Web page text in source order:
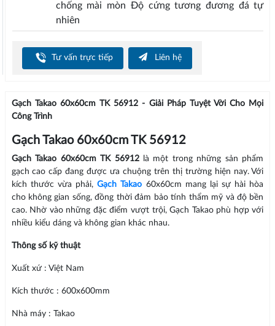
chống mài mòn Độ cứng tương đương đá tự
nhiên
Tư vấn trực tiếp Liên hệ
Gạch Takao 60x60cm TK 56912 - Giải Pháp Tuyệt Vời Cho Mọi
Công Trình
Gạch Takao 60x60cm TK 56912
Gạch Takao 60x60cm TK 56912là một trong những sản phẩm
gạch cao cấp đang được ưa chuộng trên thị trường hiện nay. Với
kích thước vừa phải,Gạch Takao 60x60cm mang lại sự hài hòa
cho không gian sống, đồng thời đảm bảo tính thẩm mỹ và độ bền
cao. Nhờ vào những đặc điểm vượt trội, Gạch Takao phù hợp với
nhiều kiểu dáng và không gian khác nhau.
Thông số kỹ thuật
Xuất xứ : Việt Nam
Kích thước : 600x600mm
Nhà máy : Takao